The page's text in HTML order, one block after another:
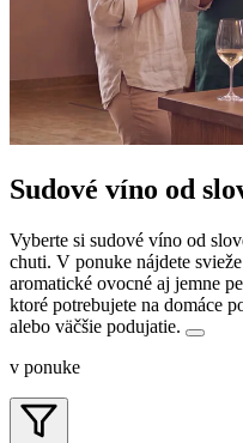
Sudové víno od
Vyberte si sudové víno od
chuti. V ponuke nájdete
aromatické ovocné aj jemne
ktoré potrebujete na domáce
alebo väčšie podujatie.
v ponuke